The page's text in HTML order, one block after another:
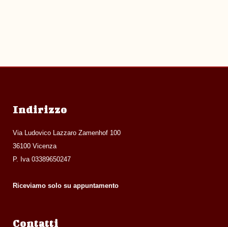
Indirizzo
Via Ludovico Lazzaro Zamenhof 100
36100 Vicenza
P. Iva 03389650247
Riceviamo solo su appuntamento
Contatti